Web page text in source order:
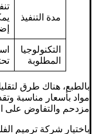
مدة التنفيذ
التكنولوجيا
المطلوبة
بالطبع، هناك طرق
مواد بأسعار مناسبة
مزدحم والتفاوض على
باختيار شركة ترميم